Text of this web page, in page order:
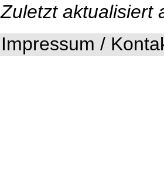
Zuletzt aktualisiert
Impressum /